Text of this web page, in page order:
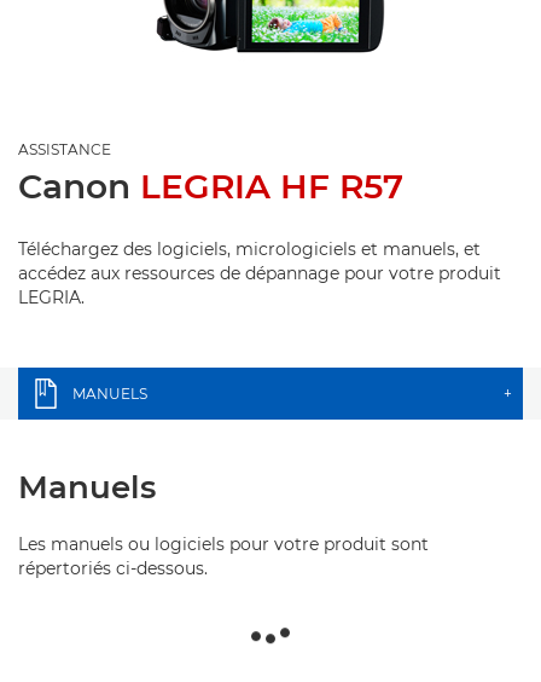
ASSISTANCE
Canon LEGRIA HF R57
Téléchargez des logiciels, micrologiciels et manuels, et
accédez aux ressources de dépannage pour votre produit
LEGRIA.
MANUELS +
Manuels
Les manuels ou logiciels pour votre produit sont
répertoriés ci-dessous.